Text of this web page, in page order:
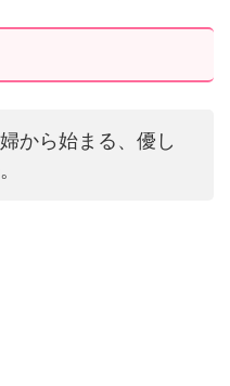
から始まる、優し